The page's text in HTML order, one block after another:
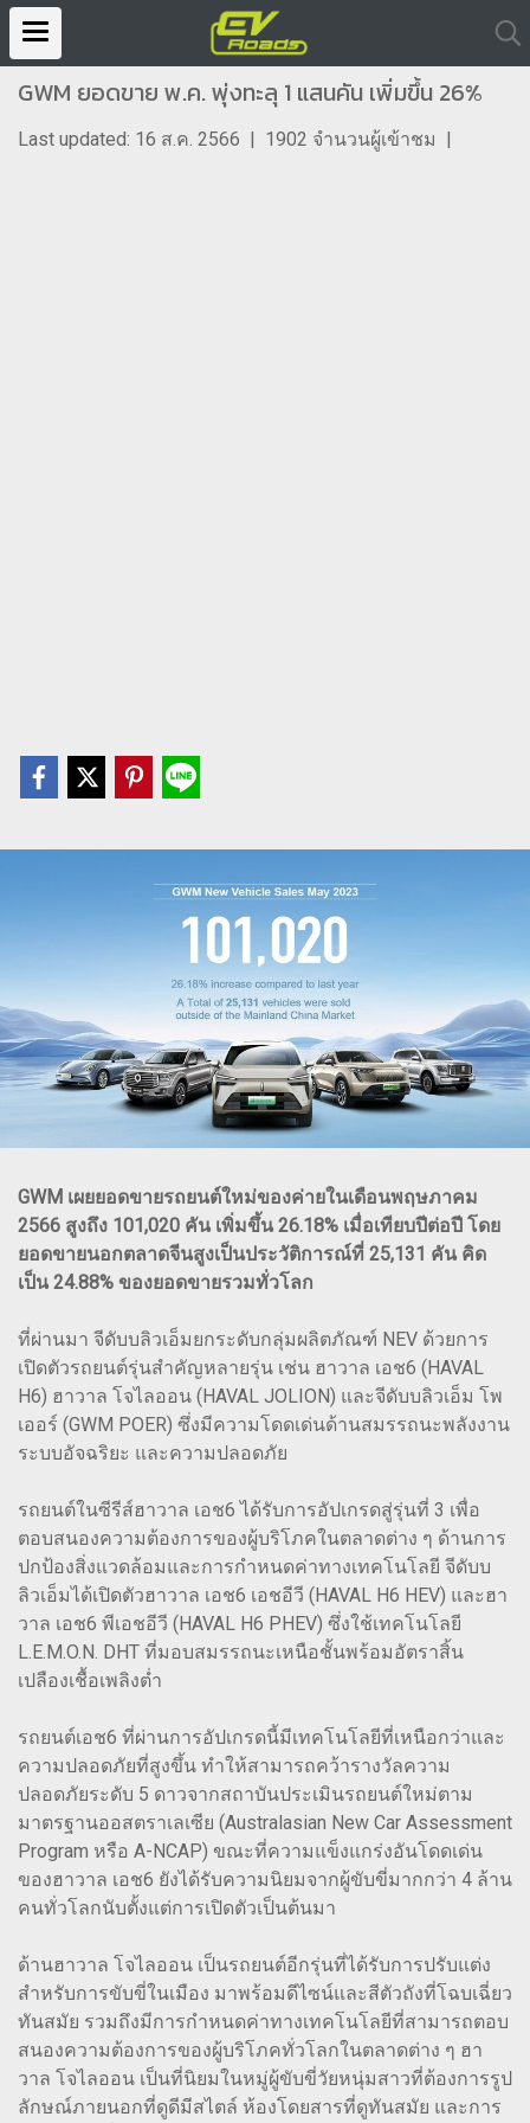
GWM ยอดขาย พ.ค. พุ่งทะลุ 1 แสนคัน เพิ่มขึ้น 26%
Last updated: 16 ส.ค. 2566 | 1902 จำนวนผู้เข้าชม |
GWM เผยยอดขายรถยนต์ใหม่ของค่ายในเดือนพฤษภาคม
2566 สูงถึง 101,020 คัน เพิ่มขึ้น 26.18% เมื่อเทียบปีต่อปี โดย
ยอดขายนอกตลาดจีนสูงเป็นประวัติการณ์ที่ 25,131 คัน คิด
เป็น 24.88% ของยอดขายรวมทั่วโลก
ที่ผ่านมา จีดับบลิวเอ็มยกระดับกลุ่มผลิตภัณฑ์ NEV ด้วยการ
เปิดตัวรถยนต์รุ่นสำคัญหลายรุ่น เช่น ฮาวาล เอช6 (HAVAL
H6) ฮาวาล โจไลออน (HAVAL JOLION) และจีดับบลิวเอ็ม โพ
เออร์ (GWM POER) ซึ่งมีความโดดเด่นด้านสมรรถนะพลังงาน
ระบบอัจฉริยะ และความปลอดภัย
รถยนต์ในซีรีส์ฮาวาล เอช6 ได้รับการอัปเกรดสู่รุ่นที่ 3 เพื่อ
ตอบสนองความต้องการของผู้บริโภคในตลาดต่าง ๆ ด้านการ
ปกป้องสิ่งแวดล้อมและการกำหนดค่าทางเทคโนโลยี จีดับบ
ลิวเอ็มได้เปิดตัวฮาวาล เอช6 เอชอีวี (HAVAL H6 HEV) และฮา
วาล เอช6 พีเอชอีวี (HAVAL H6 PHEV) ซึ่งใช้เทคโนโลยี
L.E.M.O.N. DHT ที่มอบสมรรถนะเหนือชั้นพร้อมอัตราสิ้น
เปลืองเชื้อเพลิงต่ำ
รถยนต์เอช6 ที่ผ่านการอัปเกรดนี้มีเทคโนโลยีที่เหนือกว่าและ
ความปลอดภัยที่สูงขึ้น ทำให้สามารถคว้ารางวัลความ
ปลอดภัยระดับ 5 ดาวจากสถาบันประเมินรถยนต์ใหม่ตาม
มาตรฐานออสตราเลเซีย (Australasian New Car Assessment
Program หรือ A-NCAP) ขณะที่ความแข็งแกร่งอันโดดเด่น
ของฮาวาล เอช6 ยังได้รับความนิยมจากผู้ขับขี่มากกว่า 4 ล้าน
คนทั่วโลกนับตั้งแต่การเปิดตัวเป็นต้นมา
ด้านฮาวาล โจไลออน เป็นรถยนต์อีกรุ่นที่ได้รับการปรับแต่ง
สำหรับการขับขี่ในเมือง มาพร้อมดีไซน์และสีตัวถังที่โฉบเฉี่ยว
ทันสมัย รวมถึงมีการกำหนดค่าทางเทคโนโลยีที่สามารถตอบ
สนองความต้องการของผู้บริโภคทั่วโลกในตลาดต่าง ๆ ฮา
วาล โจไลออน เป็นที่นิยมในหมู่ผู้ขับขี่วัยหนุ่มสาวที่ต้องการรูป
ลักษณ์ภายนอกที่ดูดีมีสไตล์ ห้องโดยสารที่ดูทันสมัย และการ